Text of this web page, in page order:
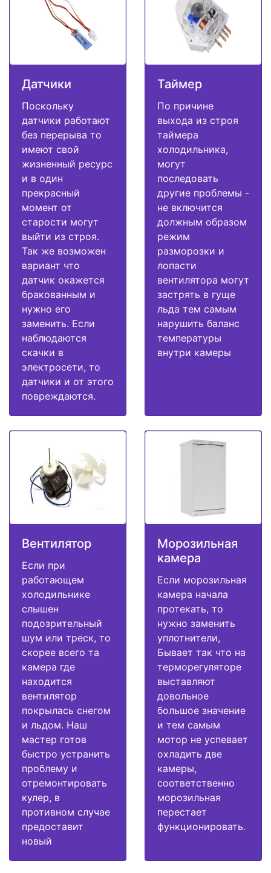
Датчики
Поскольку
датчики работают
без перерыва то
имеют свой
жизненный ресурс
и в один
прекрасный
момент от
старости могут
выйти из строя.
Так же возможен
вариант что
датчик окажется
бракованным и
нужно его
заменить. Если
наблюдаются
скачки в
электросети, то
датчики и от этого
повреждаются.
Таймер
По причине
выхода из строя
таймера
холодильника,
могут
последовать
другие проблемы -
не включится
должным образом
режим
разморозки и
лопасти
вентилятора могут
застрять в гуще
льда тем самым
нарушить баланс
температуры
внутри камеры
Вентилятор
Если при
работающем
холодильнике
слышен
подозрительный
шум или треск, то
скорее всего та
камера где
находится
вентилятор
покрылась снегом
и льдом. Наш
мастер готов
быстро устранить
проблему и
отремонтировать
кулер, в
противном случае
предоставит
новый
Морозильная
камера
Если морозильная
камера начала
протекать, то
нужно заменить
уплотнители,
Бывает так что на
терморегуляторе
выставляют
довольное
большое значение
и тем самым
мотор не успевает
охладить две
камеры,
соответственно
морозильная
перестает
функционировать.